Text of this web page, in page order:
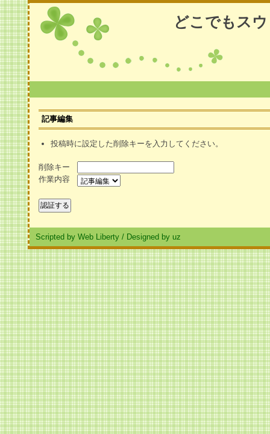
どこでもス
記事編集
投稿時に設定した削除キーを入力してください。
削除キー
作業内容
Scripted by Web Liberty / Designed by uz